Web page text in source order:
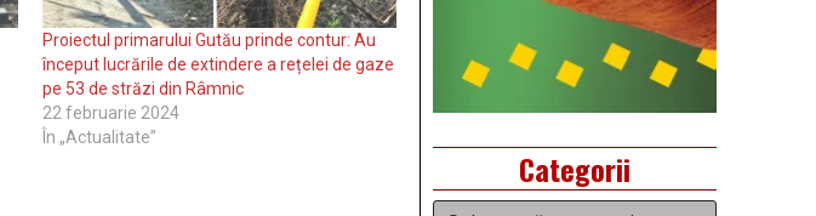
Proiectul primarului Gutău prinde contur: Au
început lucrările de extindere a rețelei de gaze
pe 53 de străzi din Râmnic
22 februarie 2024
În „Actualitate”
Categorii
Categorii